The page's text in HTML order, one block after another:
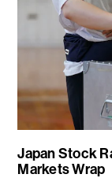
Japan Stock
Markets Wrap